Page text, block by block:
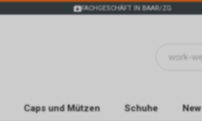
FACHGESCHÄFT IN BAAR/ZG
Caps und Mützen Schuhe New